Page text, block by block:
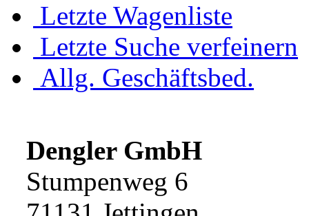
Letzte Wagenliste
Letzte Suche verfeinern
Allg. Geschäftsbed.
Dengler GmbH
Stumpenweg 6